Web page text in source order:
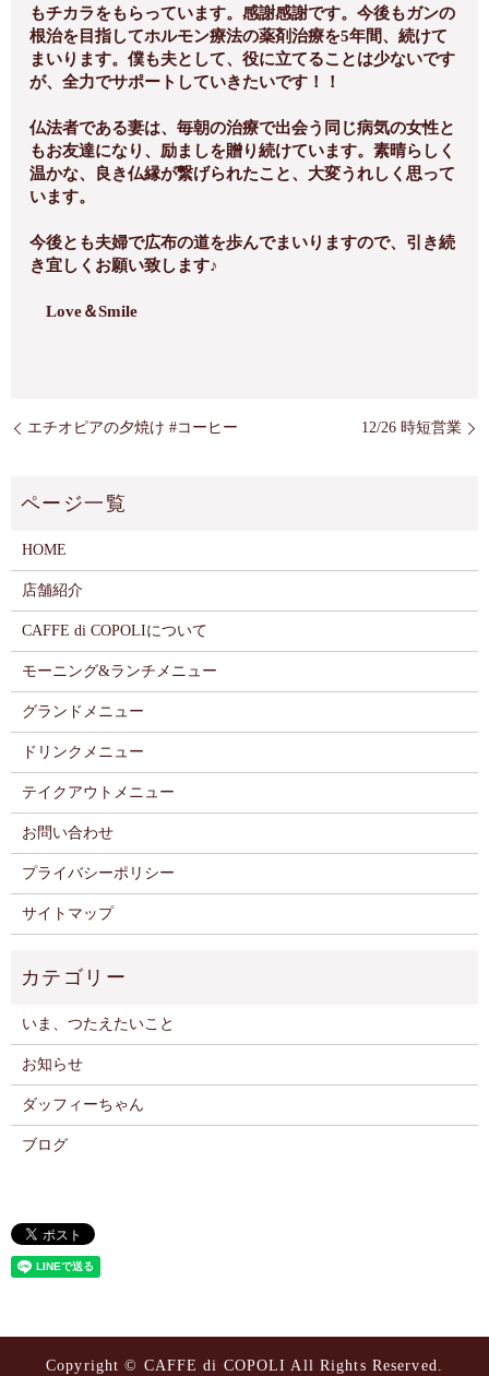
もチカラをもらっています。感謝感謝です。今後もガンの
根治を目指してホルモン療法の薬剤治療を5年間、続けて
まいります。僕も夫として、役に立てることは少ないです
が、全力でサポートしていきたいです！！
仏法者である妻は、毎朝の治療で出会う同じ病気の女性と
もお友達になり、励ましを贈り続けています。素晴らしく
温かな、良き仏縁が繋げられたこと、大変うれしく思って
います。
今後とも夫婦で広布の道を歩んでまいりますので、引き続
き宜しくお願い致します♪
Love＆Smile
エチオピアの夕焼け #コーヒー 12/26 時短営業
HOME
店舗紹介
CAFFE di COPOLIについて
モーニング&ランチメニュー
グランドメニュー
ドリンクメニュー
テイクアウトメニュー
お問い合わせ
プライバシーポリシー
サイトマップ
いま、つたえたいこと
お知らせ
ダッフィーちゃん
ブログ
Copyright © CAFFE di COPOLI All Rights Reserved.